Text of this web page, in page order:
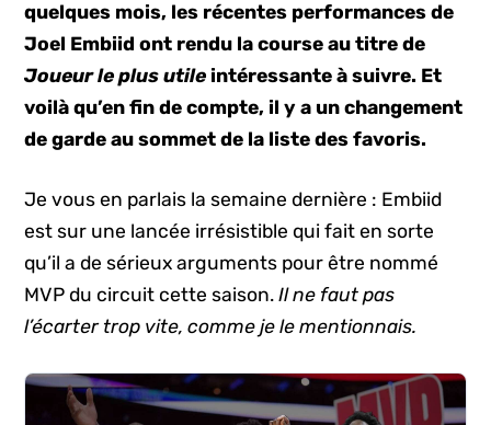
quelques mois, les récentes performances de
Joel Embiid ont rendu la course au titre de
Joueur le plus utile intéressante à suivre. Et
voilà qu’en fin de compte, il y a un changement
de garde au sommet de la liste des favoris.
Je vous en parlais la semaine dernière : Embiid
est sur une lancée irrésistible qui fait en sorte
qu’il a de sérieux arguments pour être nommé
MVP du circuit cette saison.Il ne faut pas
l’écarter trop vite, comme je le mentionnais.